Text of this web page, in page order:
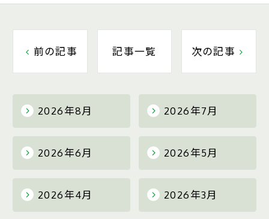
2026年8月 2026年7月
2026年6月 2026年5月
2026年4月 2026年3月
前の記事 記事一覧 次の記事